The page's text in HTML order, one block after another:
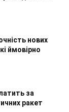
нових
ймовірно
за
ракет